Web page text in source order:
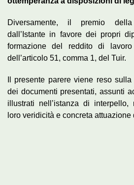
Diversamente, il premio
dall’Istante in favore dei propri
formazione del reddito di
dell’articolo 51, comma 1, del Tuir.
Il presente parere viene reso
dei documenti presentati, assunti
illustrati nell’istanza di interpello,
loro veridicità e concreta attuazione